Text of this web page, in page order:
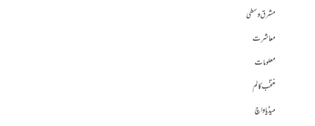
مشرق وسطی
معاشرت
معلومات
منتخب کالم
میڈیا واچ